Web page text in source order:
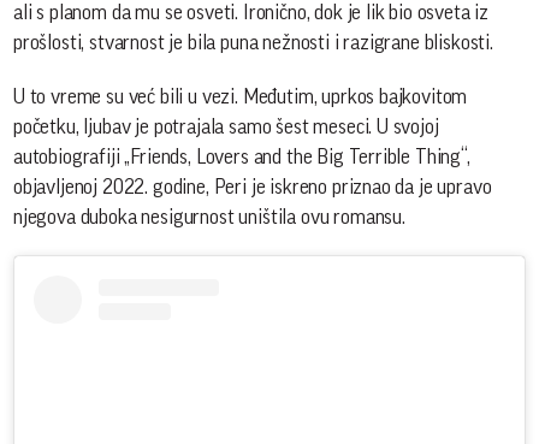
ali s planom da mu se osveti. Ironično, dok je lik bio osveta iz
prošlosti, stvarnost je bila puna nežnosti i razigrane bliskosti.
U to vreme su već bili u vezi. Međutim, uprkos bajkovitom
početku, ljubav je potrajala samo šest meseci. U svojoj
autobiografiji „Friends, Lovers and the Big Terrible Thing“,
objavljenoj 2022. godine, Peri je iskreno priznao da je upravo
njegova duboka nesigurnost uništila ovu romansu.